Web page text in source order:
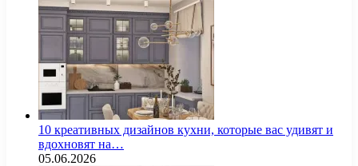
10 креативных дизайнов кухни, которые вас удивят и
вдохновят на…
05.06.2026